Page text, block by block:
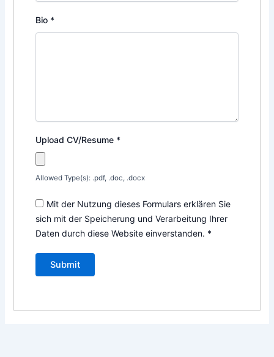
Bio *
Upload CV/Resume *
Allowed Type(s): .pdf, .doc, .docx
Mit der Nutzung dieses Formulars erklären Sie
sich mit der Speicherung und Verarbeitung Ihrer
Daten durch diese Website einverstanden. *